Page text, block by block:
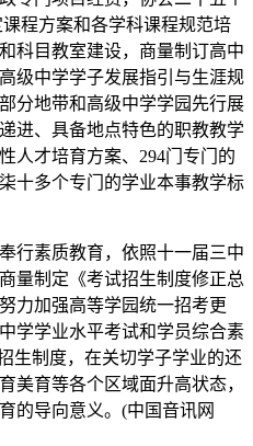
程方案和各学科课程规范培
科目教室建设，商量制订高中
级中学学子发展指引与生涯规
分地带和高级中学学园先行展
进、具备地点特色的职教教学
人才培育方案、294门专门的
十多个专门的学业本事教学标
行素质教育，依照十一届三中
量制定《考试招生制度修正总
力加强高等学园统一招考更
学学业水平考试和学员综合素
生制度，在关切学子学业的还
美育等各个区域面升高状态，
的导向意义。(中国音讯网